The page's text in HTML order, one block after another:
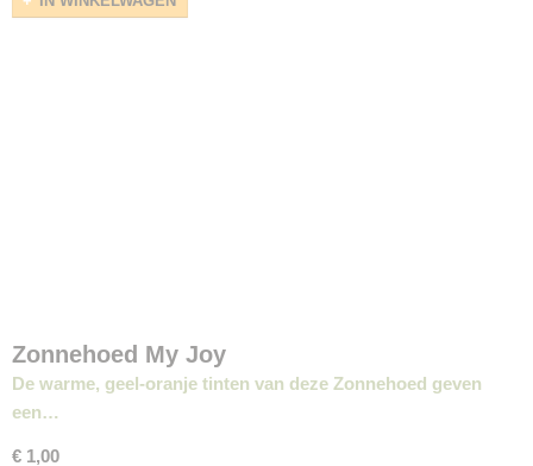
Zonnehoed My Joy
De warme, geel-oranje tinten van deze Zonnehoed geven
een…
€ 1,00